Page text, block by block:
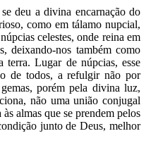
deu a divina encarnação do
como em tálamo nupcial,
celestes, onde reina em
deixando-nos também como
terra. Lugar de núpcias, esse
de todos, a refulgir não por
porém pela divina luz,
não uma união conjugal
almas que se prendem pelos
junto de Deus, melhor